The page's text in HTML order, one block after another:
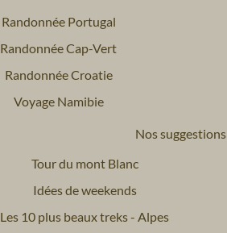
Randonnée Portugal
Randonnée Cap-Vert
Randonnée Croatie
Voyage Namibie
Nos suggestions
Tour du mont Blanc
Idées de weekends
Les 10 plus beaux treks - Alpes